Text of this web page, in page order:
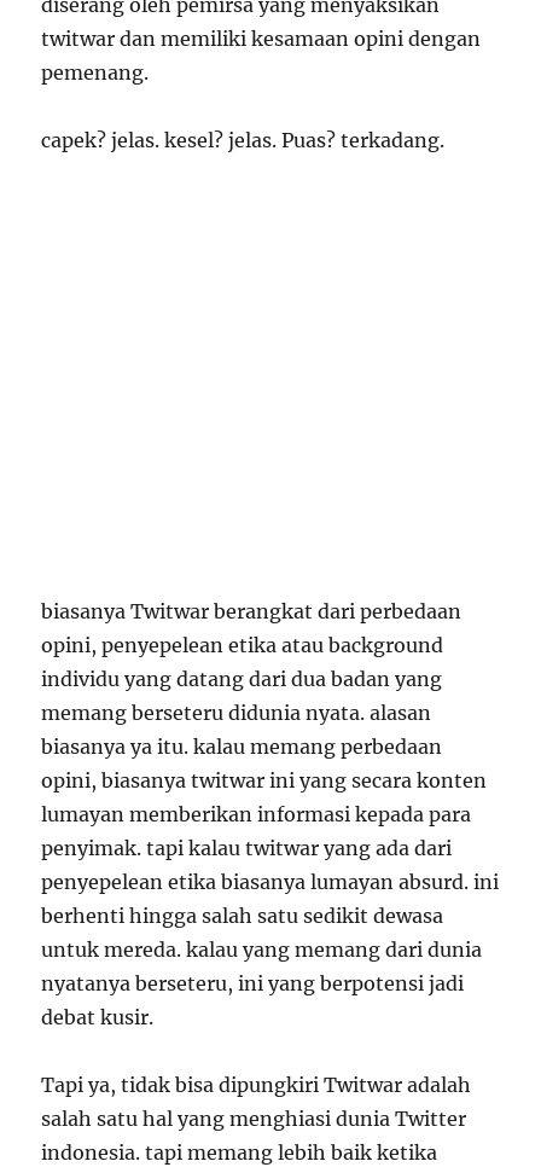
twitwar dan memiliki kesamaan opini dengan
pemenang.
capek? jelas. kesel? jelas. Puas? terkadang.
biasanya Twitwar berangkat dari perbedaan
opini, penyepelean etika atau background
individu yang datang dari dua badan yang
memang berseteru didunia nyata. alasan
biasanya ya itu. kalau memang perbedaan
opini, biasanya twitwar ini yang secara konten
lumayan memberikan informasi kepada para
penyimak. tapi kalau twitwar yang ada dari
penyepelean etika biasanya lumayan absurd. ini
berhenti hingga salah satu sedikit dewasa
untuk mereda. kalau yang memang dari dunia
nyatanya berseteru, ini yang berpotensi jadi
debat kusir.
Tapi ya, tidak bisa dipungkiri Twitwar adalah
salah satu hal yang menghiasi dunia Twitter
indonesia. tapi memang lebih baik ketika